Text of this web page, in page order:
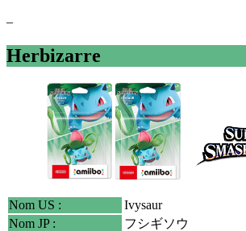
–
Herbizarre
Nom US :
Ivysaur
Nom JP :
フシギソウ